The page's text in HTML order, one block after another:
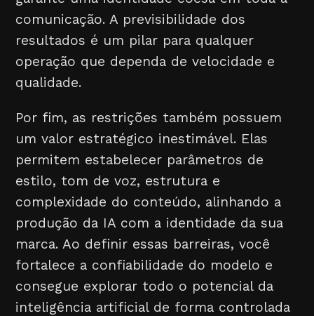
comunicação. A previsibilidade dos
resultados é um pilar para qualquer
operação que dependa de velocidade e
qualidade.
Por fim, as restrições também possuem
um valor estratégico inestimável. Elas
permitem estabelecer parâmetros de
estilo, tom de voz, estrutura e
complexidade do conteúdo, alinhando a
produção da IA com a identidade da sua
marca. Ao definir essas barreiras, você
fortalece a confiabilidade do modelo e
consegue explorar todo o potencial da
inteligência artificial de forma controlada